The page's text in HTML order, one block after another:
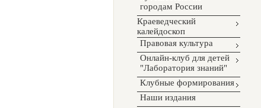
городам России
Краеведческий
калейдоскоп
Правовая культура
Онлайн-клуб для детей
"Лаборатория знаний"
Клубные формирования
Наши издания